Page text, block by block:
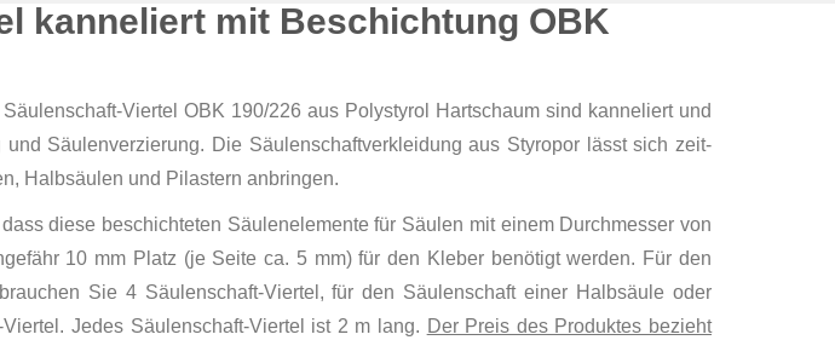
kanneliert mit Beschichtung OBK
Viertel OBK 190/226 aus Polystyrol Hartschaum sind kanneliert und
Säulenverzierung. Die Säulenschaftverkleidung aus Styropor lässt sich zeit-
Halbsäulen und Pilastern anbringen.
diese beschichteten Säulenelemente für Säulen mit einem Durchmesser von
10 mm Platz (je Seite ca. 5 mm) für den Kleber benötigt werden. Für den
Sie 4 Säulenschaft-Viertel, für den Säulenschaft einer Halbsäule oder
Jedes Säulenschaft-Viertel ist 2 m lang. Der Preis des Produktes bezieht